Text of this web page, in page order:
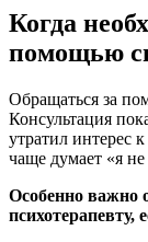
Когда
помощью
Обращаться за
Консультация
утратил интерес
чаще думает «я
Особенно важно
психотерапевту,